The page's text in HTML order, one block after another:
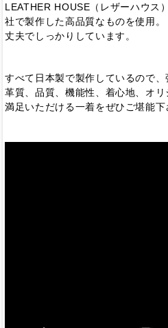
LEATHER HOUSE（レザーハウス
社で製作した高品質なものを使用。
丈夫でしっかりしています。
すべて日本製で製作しているので、
革質、品質、機能性、着心地、オ
満足いただける一着をぜひご堪能下